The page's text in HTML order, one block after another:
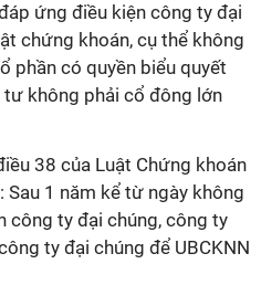
ứng điều kiện công ty đại
chứng khoán, cụ thể không
phần có quyền biểu quyết
không phải cổ đông lớn
38 của Luật Chứng khoán
1 năm kể từ ngày không
công ty đại chúng, công ty
ty đại chúng để UBCKNN